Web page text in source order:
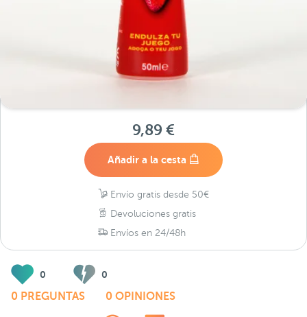
9,89 €
Añadir a la cesta
Envío gratis desde 50€
Devoluciones gratis
Envíos en 24/48h
0 0
0 PREGUNTAS 0 OPINIONES